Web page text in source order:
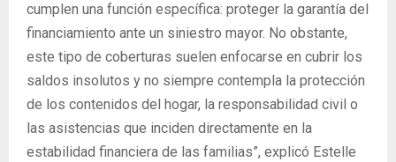
cumplen una función específica: proteger la garantía del
financiamiento ante un siniestro mayor. No obstante,
este tipo de coberturas suelen enfocarse en cubrir los
saldos insolutos y no siempre contempla la protección
de los contenidos del hogar, la responsabilidad civil o
las asistencias que inciden directamente en la
estabilidad financiera de las familias”, explicó Estelle